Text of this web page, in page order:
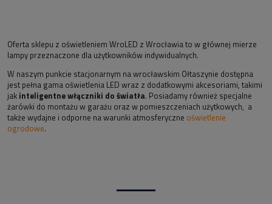
Oferta sklepu z oświetleniem WroLED z Wrocławia to w głównej mierze
lampy przeznaczone dla użytkowników indywidualnych.
W naszym punkcie stacjonarnym na wrocławskim Ołtaszynie dostępna
jest pełna gama oświetlenia LED wraz z dodatkowymi akcesoriami, takimi
jak inteligentne włączniki do światła. Posiadamy również specjalne
żarówki do montażu w garażu oraz w pomieszczeniach użytkowych, a
także wydajne i odporne na warunki atmosferyczne oświetlenie
ogrodowe.